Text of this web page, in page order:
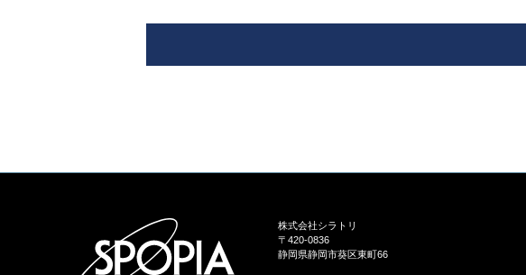
株式会社シラトリ
〒420-0836
静岡県静岡市葵区東町66